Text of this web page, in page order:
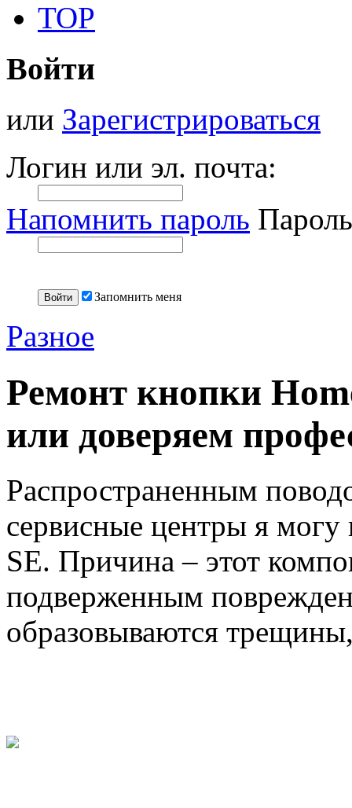
TOP
Войти
или Зарегистрироваться
Логин или эл. почта:
Напомнить пароль
Запомнить меня
Разное
Ремонт кнопки
или доверяем
Распространенным
сервисные центры я могу
SE. Причина – этот
подверженным
образовываются